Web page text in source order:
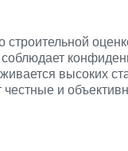
высоких
и